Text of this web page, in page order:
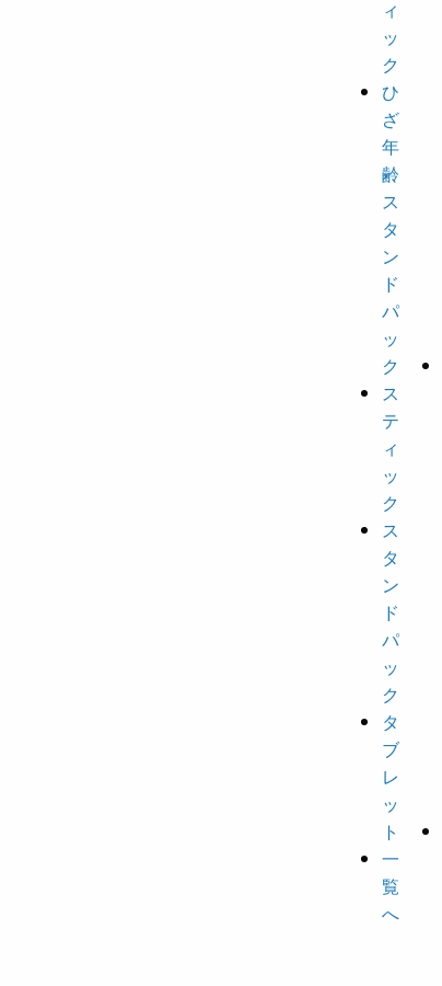
ィ
ッ
ク
ひ
ざ
年
齢
ス
タ
ン
ド
パ
ッ
ク
ス
テ
ィ
ッ
ク
ス
タ
ン
ド
パ
ッ
ク
タ
ブ
レ
ッ
ト
一
覧
へ